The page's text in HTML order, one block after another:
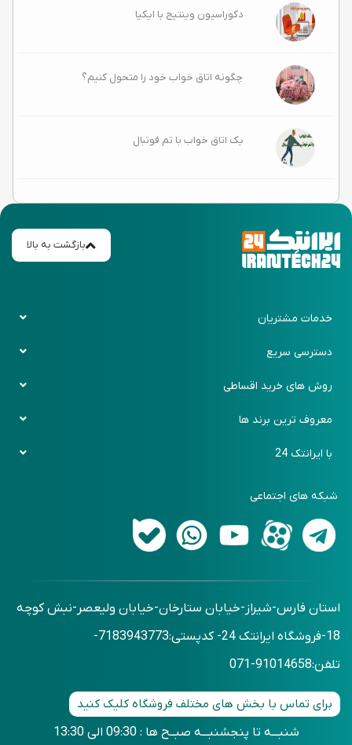
دکوراسیون وینتیج با ایکیا
چگونه اتاق خواب خود را متحول کنیم؟
یک اتاق خواب با تم فوتبال
بازگشت به بالا
خدمات مشتریان
روش های ارسال کالا
پرسش های متداول
دسترسی سریع
پیگیری سفارش
فرم برگشت خرید
روش های خرید اقساطی
دیجی پی
اقساطی حضوری
اقساطی بدون ضمانت
معروف ترین برند ها
ایکیا (Ikea)
شیائومی (Xiaomi)
آرکتیک هانتر (Arctic Hunter)
با ایرانتک 24
وبلاگ
شبکه های اجتماعی
استان فارس-شیراز-خیابان ستارخان-خیابان ولیعصر-نبش کوچه
18-فروشگاه ایرانتک 24- کدپستی:7183943773-
تلفن:91014658-071
برای تماس با بخش های مختلف فروشگاه کلیک کنید
شنبـــه تا پنجشنبـــه صبــح ها : 09:30 الی 13:30